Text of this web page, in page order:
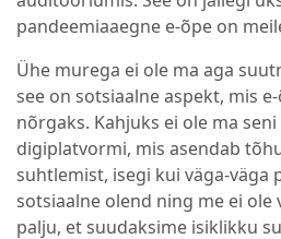
pandeemiaaegne e-õpe on
Ühe murega ei ole ma aga
see on sotsiaalne aspekt, mis
nõrgaks. Kahjuks ei ole ma
digiplatvormi, mis asendab
suhtlemist, isegi kui väga-väga
sotsiaalne olend ning me ei ole
palju, et suudaksime isiklikku